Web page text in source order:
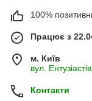
100%
Працює з
м. Київ
вул.
Контакти